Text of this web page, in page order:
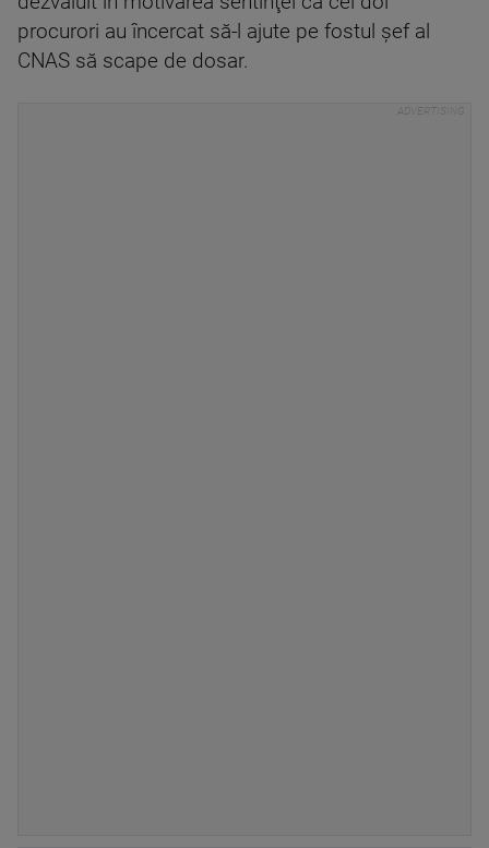
procurori au încercat să-l ajute pe fostul şef al
CNAS să scape de dosar.